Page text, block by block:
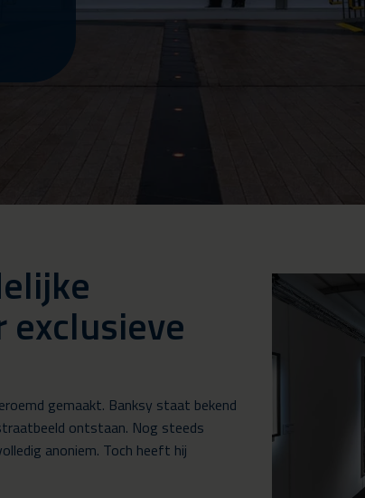
gemaakt. Banksy staat bekend
ontstaan. Nog steeds
anoniem. Toch heeft hij